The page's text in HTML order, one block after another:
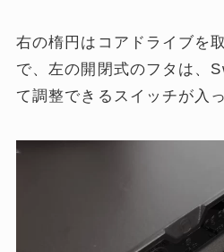
右の楕円はコアドライブを
で、左の開閉式のフタは、
て調整できるスイッチが入